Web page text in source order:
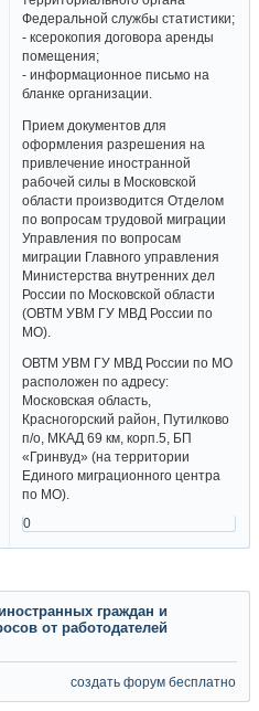
Федеральной службы статистики;
- ксерокопия договора аренды
помещения;
- информационное письмо на
бланке организации.
Прием документов для
оформления разрешения на
привлечение иностранной
рабочей силы в Московской
области производится Отделом
по вопросам трудовой миграции
Управления по вопросам
миграции Главного управления
Министерства внутренних дел
России по Московской области
(ОВТМ УВМ ГУ МВД России по
МО).
ОВТМ УВМ ГУ МВД России по МО
расположен по адресу:
Московская область,
Красногорский район, Путилково
п/о, МКАД 69 км, корп.5, БП
«Гринвуд» (на территории
Единого миграционного центра
по МО).
0
граждан и
от работодателей
создать форум бесплатно